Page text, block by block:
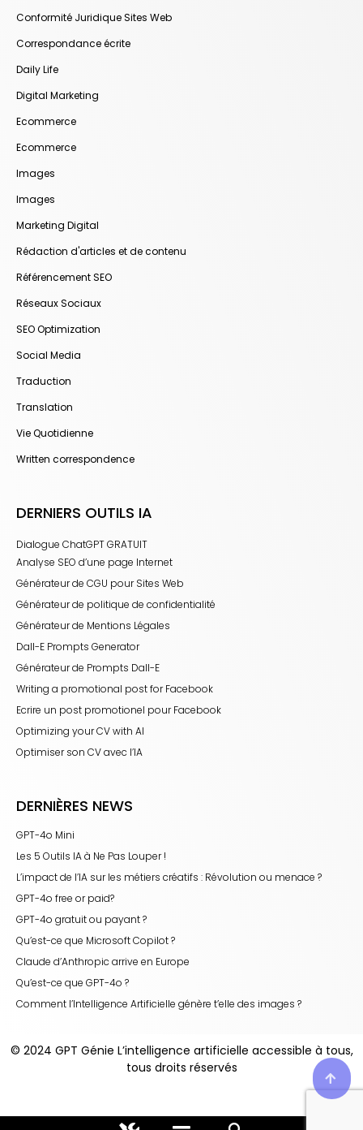
Conformité Juridique Sites Web
Correspondance écrite
Daily Life
Digital Marketing
Ecommerce
Ecommerce
Images
Images
Marketing Digital
Rédaction d'articles et de contenu
Référencement SEO
Réseaux Sociaux
SEO Optimization
Social Media
Traduction
Translation
Vie Quotidienne
Written correspondence
DERNIERS OUTILS IA
Dialogue ChatGPT GRATUIT
Analyse SEO d’une page Internet
Générateur de CGU pour Sites Web
Générateur de politique de confidentialité
Générateur de Mentions Légales
Dall-E Prompts Generator
Générateur de Prompts Dall-E
Writing a promotional post for Facebook
Ecrire un post promotionel pour Facebook
Optimizing your CV with AI
Optimiser son CV avec l’IA
DERNIÈRES NEWS
GPT-4o Mini
Les 5 Outils IA à Ne Pas Louper !
L’impact de l’IA sur les métiers créatifs : Révolution ou menace ?
GPT-4o free or paid?
GPT-4o gratuit ou payant ?
Qu’est-ce que Microsoft Copilot ?
Claude d’Anthropic arrive en Europe
Qu’est-ce que GPT-4o ?
Comment l’Intelligence Artificielle génère t’elle des images ?
© 2024 GPT Génie L’intelligence artificielle accessible à tous,
tous droits réservés